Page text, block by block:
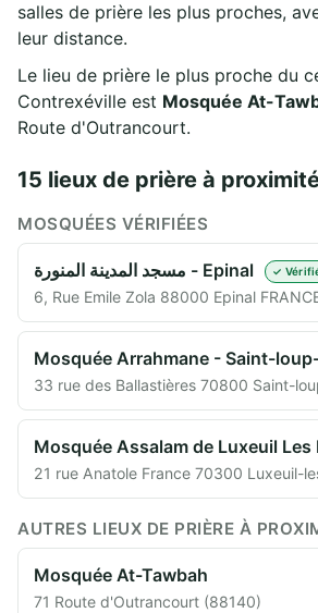
salles de prière les plus proches,
leur distance.
Le lieu de prière le plus proche du
Contrexéville est Mosquée At-
Route d'Outrancourt.
15 lieux de prière à
MOSQUÉES VÉRIFIÉES
مسجد المدينة المنورة - Epinal ✓
AUTRES LIEUX DE PRIÈRE À
Mosquée At-Tawbah
71 Route d'Outrancourt (88140)